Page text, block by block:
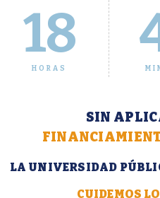
18
HORAS
SIN
LA UNIVERSIDAD
CUIDEMOS
Extensión.